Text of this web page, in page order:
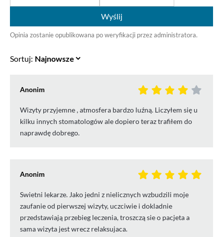
Wyślij
Opinia zostanie opublikowana po weryfikacji przez administratora.
Sortuj:
Anonim
Wizyty przyjemne , atmosfera bardzo luźną. Liczyłem się u
kilku innych stomatologów ale dopiero teraz trafiłem do
naprawdę dobrego.
Anonim
Swietni lekarze. Jako jedni z nielicznych wzbudzili moje
zaufanie od pierwszej wizyty, uczciwie i dokladnie
przedstawiają przebieg leczenia, troszczą sie o pacjeta a
sama wizyta jest wrecz relaksujaca.